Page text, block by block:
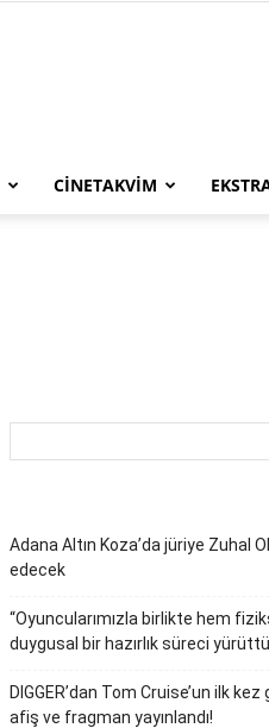
CINETAKVIM
Adana Altın Koza’da jüriye Zuhal
edecek
“Oyuncularımızla birlikte hem
duygusal bir hazırlık süreci
DIGGER’dan Tom Cruise’un ilk
afiş ve fragman yayınlandı!